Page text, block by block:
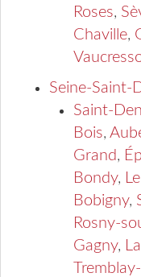
Roses,
Chaville,
Seine-Saint-
Saint-
Bois,
Grand,
Bondy,
Bobigny,
Rosny-
Gagny,